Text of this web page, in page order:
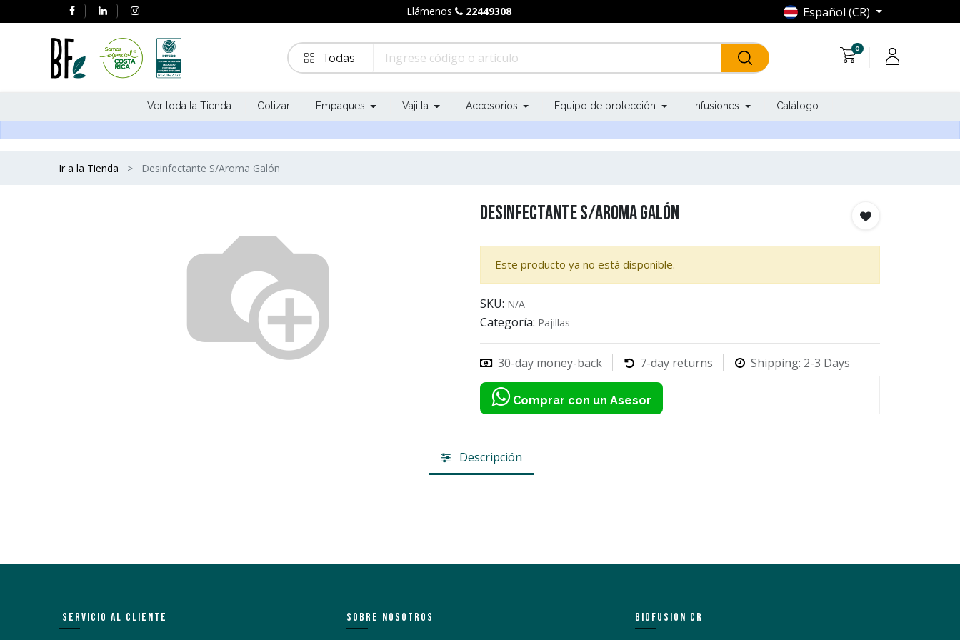
Llámenos 22449308 Español (CR)
Todas
0
Ver toda la Tienda Cotizar Empaques Vajilla Accesorios Equipo de protección Infusiones Catálogo
Ir a la Tienda Desinfectante S/Aroma Galón
Desinfectante S/Aroma Galón
Este producto ya no está disponible.
SKU: N/A
Categoría: Pajillas
30-day money-back 7-day returns Shipping: 2-3 Days
Comprar con un Asesor
Descripción
SERVICIO AL CLIENTE SOBRE NOSOTROS BIOFUSION CR